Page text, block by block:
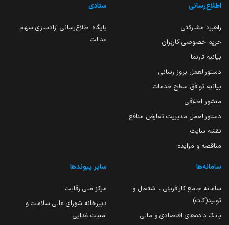
اطلاع‌رسانی
راهبرد مشارکتی
حریم خصوصی کاربران
بیانیه تارنما
دستورالعمل بروز رسانی
بیانیه توافق سطح خدمات
منشور اخلاقی
دستورالعمل مدیریت تعارض منافع
نقشه سایت
مناقصه و مزایده
ستادی
پایگاه اطلاع‌رسانی آزادسازی سهام
عدالت
سامانه‌ها
سامانه جامع کارآفرینی ، اشتغال و
تولید(کات)
بانک داده‌های اقتصادی و مالی
سایر پیوندها
مرکز ملی رقابت
دبیرخانه شورای عالی سلامت و
امنیت غذایی